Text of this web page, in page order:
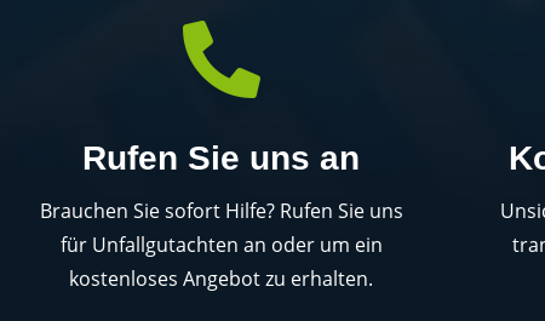

Rufen Sie uns an
Brauchen Sie sofort Hilfe? Rufen Sie uns
für Unfallgutachten an oder um ein
kostenloses Angebot zu erhalten.